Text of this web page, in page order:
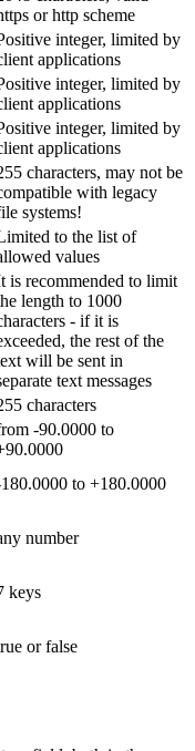
or http scheme
integer, limited by
applications
integer, limited by
applications
integer, limited by
applications
characters, may not be
with legacy
systems!
to the list of
values
is recommended to limit
length to 1000
- if it is
the rest of the
will be sent in
text messages
characters
-90.0000 to
to +180.0000
number
keys
or false